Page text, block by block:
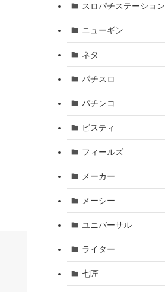
スロパチステーション
ニューギン
ネタ
パチスロ
パチンコ
ビスティ
フィールズ
メーカー
メーシー
ユニバーサル
ライター
七匠